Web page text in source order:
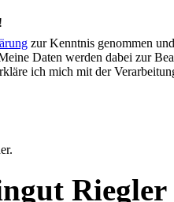
zur Kenntnis genommen
Daten werden dabei zur
ich mich mit der
Riegler